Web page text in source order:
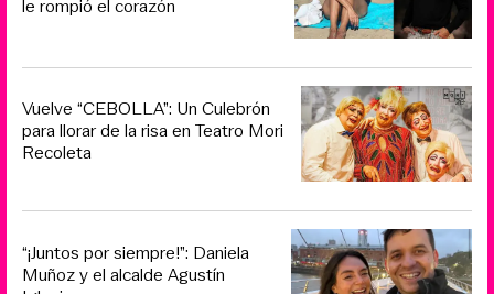
le rompió el corazón
Vuelve “CEBOLLA”: Un Culebrón
para llorar de la risa en Teatro Mori
Recoleta
“¡Juntos por siempre!”: Daniela
Muñoz y el alcalde Agustín